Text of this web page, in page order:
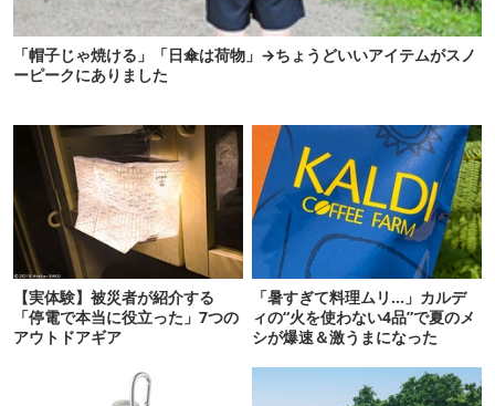
「帽子じゃ焼ける」「日傘は荷物」→ちょうどいいアイテムがスノ
ーピークにありました
【実体験】被災者が紹介する
「停電で本当に役立った」7つの
アウトドアギア
「暑すぎて料理ムリ…」カルデ
ィの“火を使わない4品”で夏のメ
シが爆速＆激うまになった